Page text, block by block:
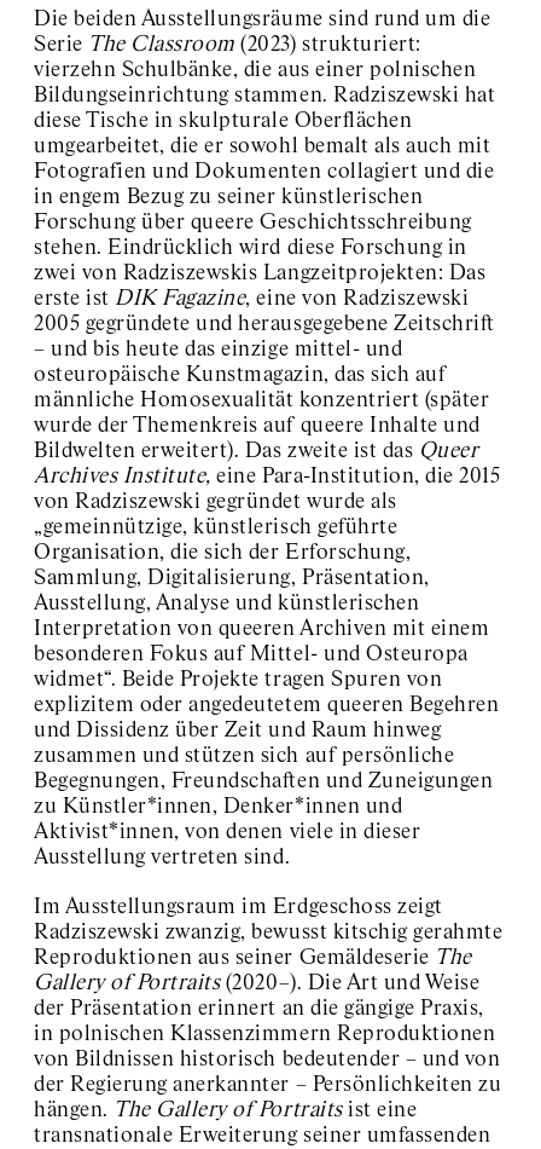
Die beiden Ausstellungsräume sind rund um die
Serie The Classroom (2023) strukturiert:
vierzehn Schulbänke, die aus einer polnischen
Bildungseinrichtung stammen. Radziszewski hat
diese Tische in skulpturale Oberflächen
umgearbeitet, die er sowohl bemalt als auch mit
Fotografien und Dokumenten collagiert und die
in engem Bezug zu seiner künstlerischen
Forschung über queere Geschichtsschreibung
stehen. Eindrücklich wird diese Forschung in
zwei von Radziszewskis Langzeitprojekten: Das
erste istDIK Fagazine, eine von Radziszewski
2005 gegründete und herausgegebene Zeitschrift
– und bis heute das einzige mittel- und
osteuropäische Kunstmagazin, das sich auf
männliche Homosexualität konzentriert (später
wurde der Themenkreis auf queere Inhalte und
Bildwelten erweitert). Das zweite ist das Queer
Archives Institute, eine Para-Institution, die 2015
von Radziszewski gegründet wurde als
„gemeinnützige, künstlerisch geführte
Organisation, die sich der Erforschung,
Sammlung, Digitalisierung, Präsentation,
Ausstellung, Analyse und künstlerischen
Interpretation von queeren Archiven mit einem
besonderen Fokus auf Mittel- und Osteuropa
widmet“. Beide Projekte tragen Spuren von
explizitem oder angedeutetem queeren Begehren
und Dissidenz über Zeit und Raum hinweg
zusammen und stützen sich auf persönliche
Begegnungen, Freundschaften und Zuneigungen
zu Künstler*innen, Denker*innen und
Aktivist*innen, von denen viele in dieser
Ausstellung vertreten sind.
Im Ausstellungsraum im Erdgeschoss zeigt
Radziszewski zwanzig, bewusst kitschig gerahmte
Reproduktionen aus seiner Gemäldeserie The
Gallery of Portraits(2020–). Die Art und Weise
der Präsentation erinnert an die gängige Praxis,
in polnischen Klassenzimmern Reproduktionen
von Bildnissen historisch bedeutender – und von
der Regierung anerkannter – Persönlichkeiten zu
hängen. The Gallery of Portraitsist eine
transnationale Erweiterung seiner umfassenden